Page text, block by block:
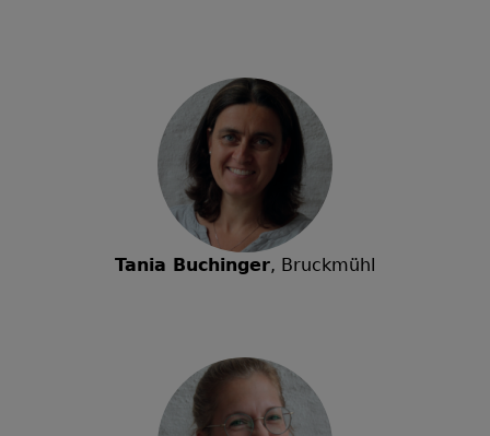
Tania Buchinger, Bruckmühl